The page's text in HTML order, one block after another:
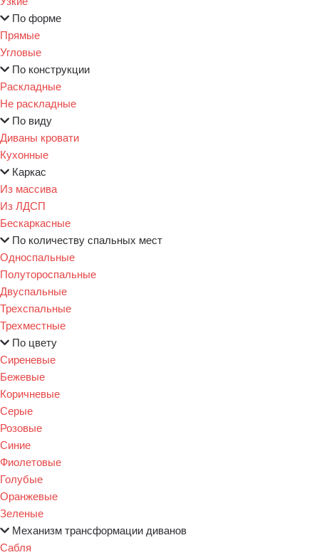
По форме
Прямые
Угловые
По конструкции
Раскладные
Не раскладные
По виду
Диваны кровати
Кухонные
Каркас
Из массива
Из ЛДСП
Бескаркасные
По количеству спальных мест
Односпальные
Полутороспальные
Двуспальные
Трехспальные
Трехместные
По цвету
Сиреневые
Бежевые
Коричневые
Серые
Розовые
Синие
Фиолетовые
Голубые
Оранжевые
Зеленые
Механизм трансформации диванов
Сабля